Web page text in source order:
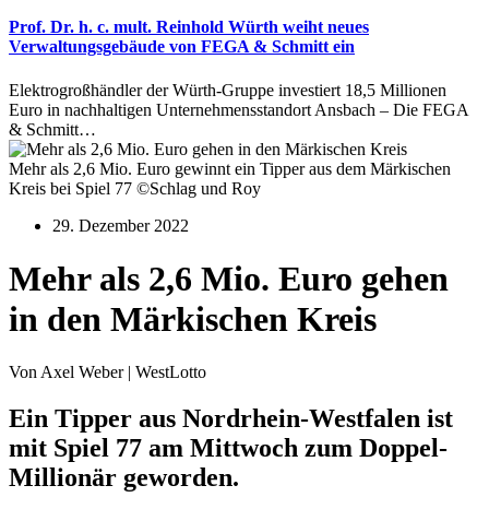
Prof. Dr. h. c. mult. Reinhold Würth weiht neues
Verwaltungsgebäude von FEGA & Schmitt ein
Elektrogroßhändler der Würth-Gruppe investiert 18,5 Millionen
Euro in nachhaltigen Unternehmensstandort Ansbach – Die FEGA
& Schmitt…
Mehr als 2,6 Mio. Euro gewinnt ein Tipper aus dem Märkischen
Kreis bei Spiel 77 ©Schlag und Roy
29. Dezember 2022
Mehr als 2,6 Mio. Euro gehen
in den Märkischen Kreis
Von Axel Weber | WestLotto
Ein Tipper aus Nordrhein-Westfalen ist
mit Spiel 77 am Mittwoch zum Doppel-
Millionär geworden.